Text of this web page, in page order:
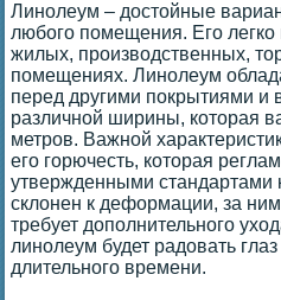
Линолеум – достойные
любого помещения. Его легко
жилых, производственных,
помещениях. Линолеум
перед другими покрытиями и
различной ширины, которая
метров. Важной
его горючесть, которая
утвержденными стандартами
склонен к деформации, за
требует дополнительного
линолеум будет радовать
длительного времени.